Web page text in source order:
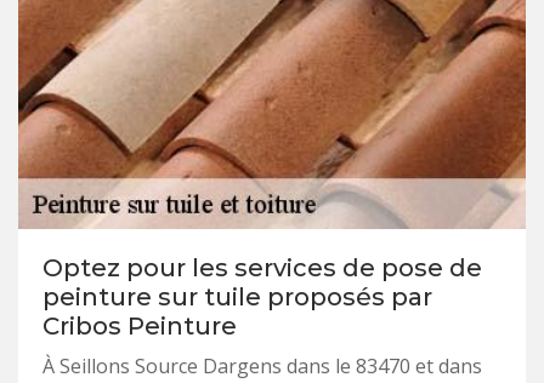
Optez pour les services de pose de
peinture sur tuile proposés par
Cribos Peinture
À Seillons Source Dargens dans le 83470 et dans